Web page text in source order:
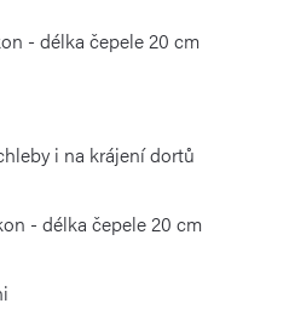
- délka čepele 20 cm
i na krájení dortů
- délka čepele 20 cm